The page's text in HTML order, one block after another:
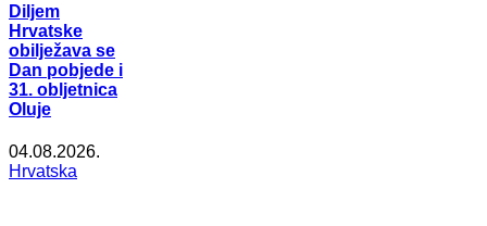
Diljem
Hrvatske
obilježava se
Dan pobjede i
31. obljetnica
Oluje
04.08.2026.
Hrvatska